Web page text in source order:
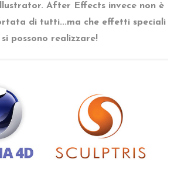
After Effects invece non è
di tutti...ma che effetti speciali
si possono realizzare!